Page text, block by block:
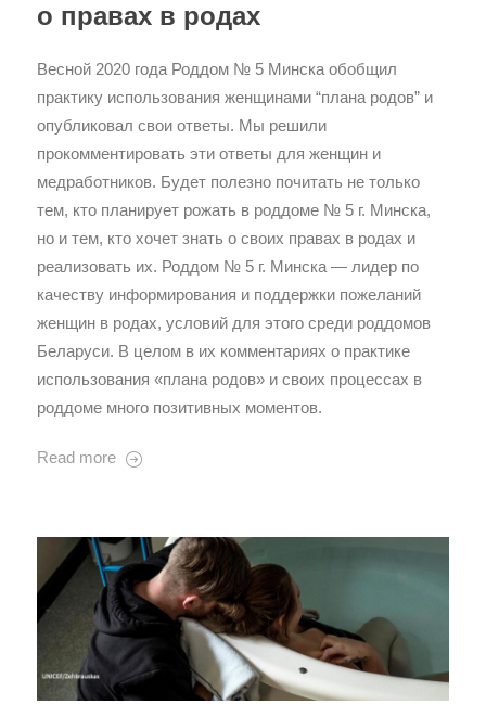
о правах в родах
Весной 2020 года Роддом № 5 Минска обобщил
практику использования женщинами “плана родов” и
опубликовал свои ответы. Мы решили
прокомментировать эти ответы для женщин и
медработников. Будет полезно почитать не только
тем, кто планирует рожать в роддоме № 5 г. Минска,
но и тем, кто хочет знать о своих правах в родах и
реализовать их. Роддом № 5 г. Минска — лидер по
качеству информирования и поддержки пожеланий
женщин в родах, условий для этого среди роддомов
Беларуси. В целом в их комментариях о практике
использования «плана родов» и своих процессах в
роддоме много позитивных моментов.
Read more